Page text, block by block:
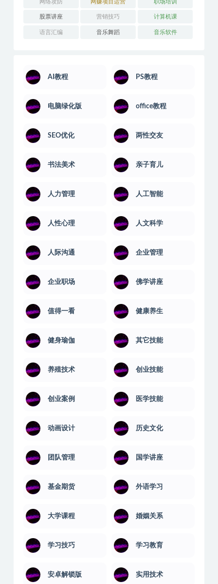
网络攻防 网赚项目运营 职场培训
股票讲座 营销技巧 计算机课
语言汇编 音乐舞蹈 音乐软件
AI教程 PS教程
电脑绿化版 office教程
SEO优化 两性交友
书法美术 亲子育儿
人力管理 人工智能
人性心理 人文科学
人际沟通 企业管理
企业职场 佛学讲座
值得一看 健康养生
健身瑜伽 其它技能
养殖技术 创业技能
创业案例 医学技能
动画设计 历史文化
团队管理 国学讲座
基金期货 外语学习
大学课程 婚姻关系
学习技巧 学习教育
安卓解锁版 实用技术